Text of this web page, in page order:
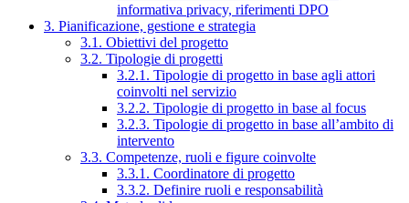
informativa privacy, riferimenti DPO
3. Pianificazione, gestione e strategia
3.1. Obiettivi del progetto
3.2. Tipologie di progetti
3.2.1. Tipologie di progetto in base agli attori
coinvolti nel servizio
3.2.2. Tipologie di progetto in base al focus
3.2.3. Tipologie di progetto in base all’ambito di
intervento
3.3. Competenze, ruoli e figure coinvolte
3.3.1. Coordinatore di progetto
3.3.2. Definire ruoli e responsabilità